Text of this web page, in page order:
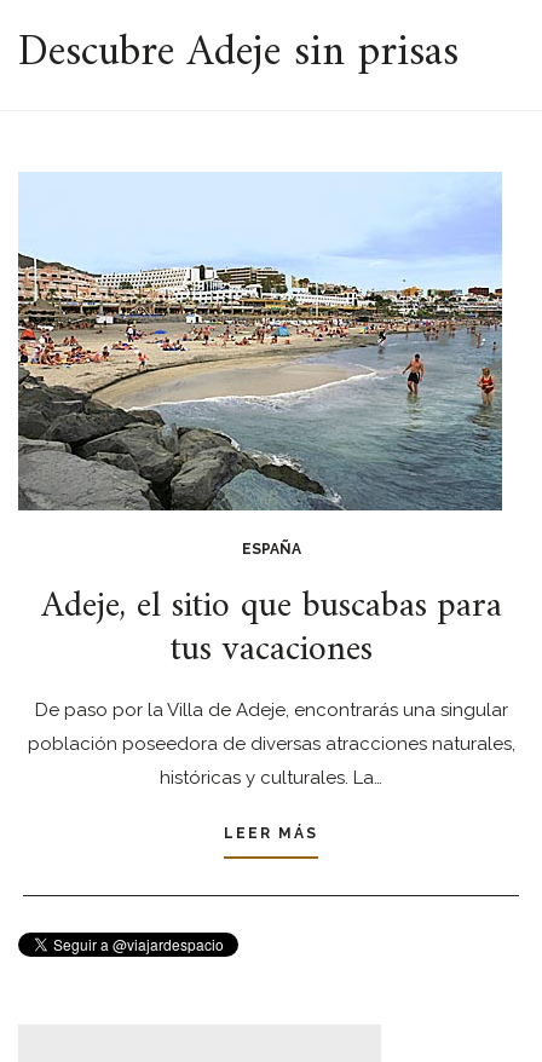
ESPACIO
Descubre Adeje sin prisas
ESPAÑA
Adeje, el sitio que buscabas para
tus vacaciones
De paso por la Villa de Adeje, encontrarás una singular
población poseedora de diversas atracciones naturales,
históricas y culturales. La…
LEER MÁS